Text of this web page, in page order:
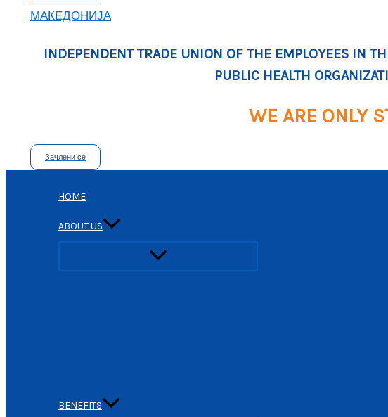
INDEPENDENT TRADE UNION OF THE EMPLOYEES IN
PUBLIC HEALTH
WE ARE ONLY
Зачлени се
HOME
ABOUT US
BENEFITS